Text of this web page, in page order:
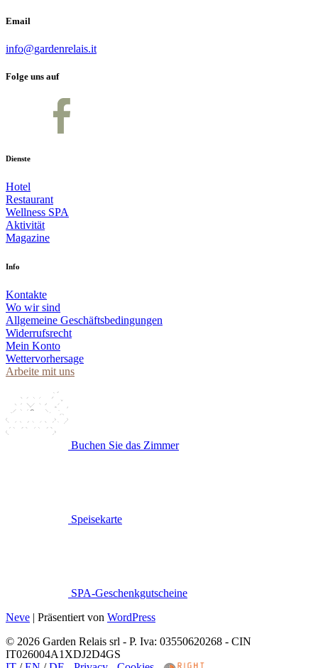
Email
info@gardenrelais.it
Folge uns auf
Dienste
Hotel
Restaurant
Wellness SPA
Aktivität
Magazine
Info
Kontakte
Wo wir sind
Allgemeine Geschäftsbedingungen
Widerrufsrecht
Mein Konto
Wettervorhersage
Arbeite mit uns
Buchen Sie das Zimmer
Speisekarte
SPA-Geschenkgutscheine
Neve | Präsentiert von WordPress
© 2026 Garden Relais srl - P. Iva: 03550620268 - CIN
IT026004A1XDJ2D4GS